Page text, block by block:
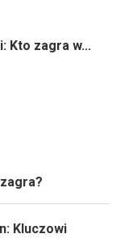
Kto zagra w...
Kluczowi